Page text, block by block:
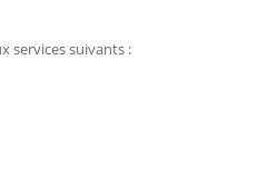
services suivants :